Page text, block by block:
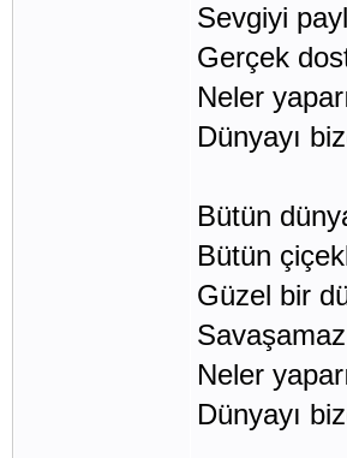
Sevgiyi
Gerçek
Neler
Dünyayı
Bütün
Bütün
Güzel bir
Neler
Dünyayı